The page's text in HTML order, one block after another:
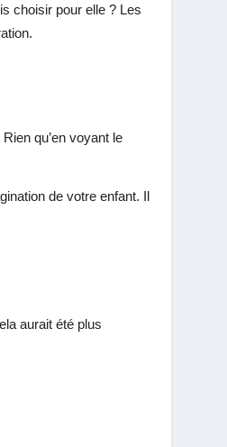
choisir pour elle ? Les
qu’en voyant le
de votre enfant. Il
aurait été plus